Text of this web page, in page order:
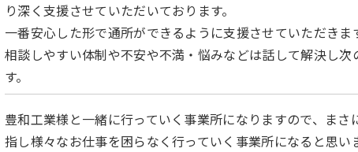
り深く支援させていただいております。
一番安心した形で通所ができるように支援させていただきま
相談しやすい体制や不安や不満・悩みなどは話して解決し
す。
豊和工業様と一緒に行っていく事業所になりますので、ま
指し様々なお仕事を困らなく行っていく事業所になると思